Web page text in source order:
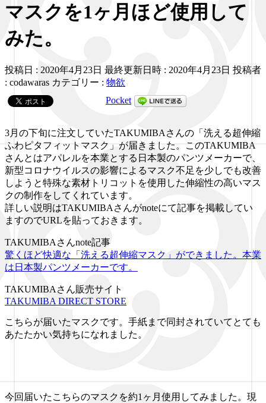
マスクを1ヶ月ほど使用して
みた。
投稿日 : 2020年4月23日 最終更新日時 : 2020年4月23日 投稿者
: codawaras カテゴリー : 物欲
Pocket
3月の下旬に注文していたTAKUMIBAさんの「洗える超伸縮
ふわピタフィットマスク」が届きました。このTAKUMIBA
さんとはアパレルを本業とする日本製のパンツメーカーで、
新型コロナウイルスの影響によるマスク不足を少しでも改善
しようと特殊な素材トリコットを使用した伸縮性の高いマス
クの制作をしてくれています。
詳しい説明はTAKUMIBAさんがnoteにて記事を掲載してい
ますのでURLを貼っておきます。
TAKUMIBAさんnote記事
驚くほど快適な「洗える超伸縮マスク」ができました。本業
は日本製パンツメーカーです。
TAKUMIBAさん販売サイト
TAKUMIBA DIRECT STORE
こちらが届いたマスクです。手紙まで同封されていてとても
あたたかい気持ちになれました。
今回届いたこちらのマスクを約1ヶ月使用してみました。現